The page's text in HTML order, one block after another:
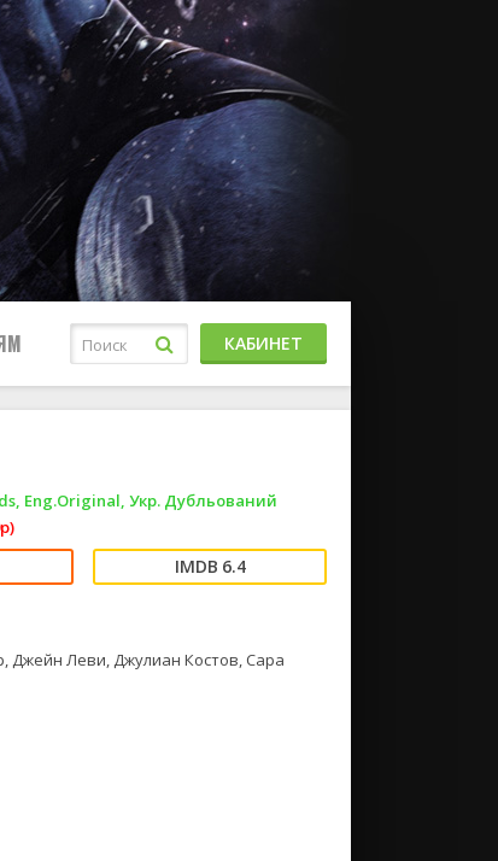
КАБИНЕТ
Eng.Original, Укр. Дубльований
6.4
Джейн Леви, Джулиан Костов, Сара